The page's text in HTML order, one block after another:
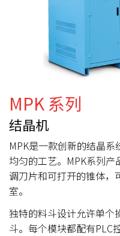
MPK 系列
结晶机
MPK是一款创新的结晶
均匀的工艺。MPK系列
调刀片和可打开的锥体，
室。
独特的料斗设计允许单个
斗。每个模块都配有PLC